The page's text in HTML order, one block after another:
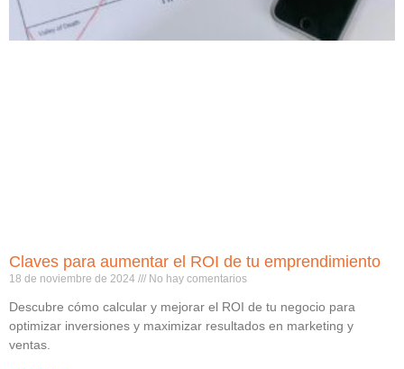
Claves para aumentar el ROI de tu emprendimiento
18 de noviembre de 2024 No hay comentarios
Descubre cómo calcular y mejorar el ROI de tu negocio para
optimizar inversiones y maximizar resultados en marketing y
ventas.